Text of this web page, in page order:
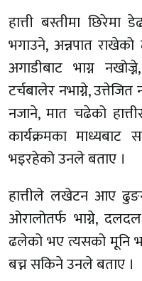
हात्ती बस्तीमा
भगाउने, अन्नपात राखेको
अगाडीबाट भाग्न
टर्चबालेर नभाग्ने,
नजाने, मात चढेको
कार्यक्रमका माध्यबाट
भइरहेको उनले बताए ।
हात्तीले लखेटन आए
ओरालोतर्फ भाग्ने,
ढलेको भए त्यसको मूनि
बच्न सकिने उनले बताए ।